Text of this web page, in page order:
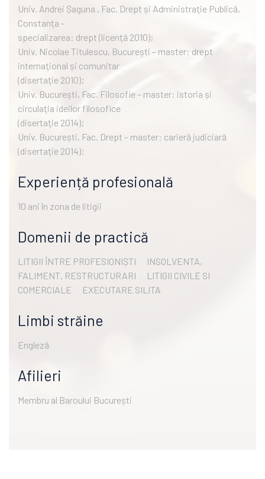
Univ. Andrei Șaguna , Fac. Drept și Administraţie Publică,
Constanţa -
specializarea: drept (licenţă 2010);
Univ. Nicolae Titulescu, București – master: drept
internaţional și comunitar
(disertaţie 2010);
Univ. București, Fac. Filosofie – master: istoria și
circulaţia ideilor filosofice
(disertaţie 2014);
Univ. București, Fac. Drept – master: carieră judiciară
(disertaţie 2014);
Experiență profesională
10 ani în zona de litigii
Domenii de practică
LITIGII ÎNTRE PROFESIONIȘTI
INSOLVENTA,
FALIMENT, RESTRUCTURARI
LITIGII CIVILE SI
COMERCIALE
EXECUTARE SILITA
Limbi străine
Engleză
Afilieri
Membru al Baroului București